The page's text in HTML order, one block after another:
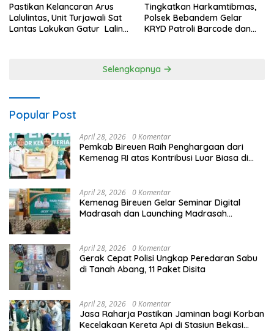
Pastikan Kelancaran Arus
Lalulintas, Unit Turjawali Sat
Lantas Lakukan Gatur Lalin
Tingkatkan Harkamtibmas,
Polsek Bebandem Gelar
KRYD Patroli Barcode dan
Selengkapnya
Popular Post
April 28, 2026 0 Komentar
Pemkab Bireuen Raih Penghargaan dari
Kemenag RI atas Kontribusi Luar Biasa di
April 28, 2026 0 Komentar
Kemenag Bireuen Gelar Seminar Digital
Madrasah dan Launching Madrasah
April 28, 2026 0 Komentar
Gerak Cepat Polisi Ungkap Peredaran Sabu
di Tanah Abang, 11 Paket Disita
April 28, 2026 0 Komentar
Jasa Raharja Pastikan Jaminan bagi Korban
Kecelakaan Kereta Api di Stasiun Bekasi